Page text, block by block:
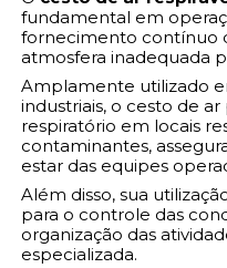
fundamental em
fornecimento contínuo
atmosfera inadequada
Amplamente utilizado
industriais, o cesto de
respiratório em locais
contaminantes,
estar das equipes
Além disso, sua
para o controle das
organização das
especializada.